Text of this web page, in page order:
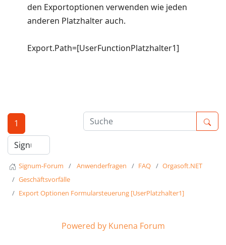
den Exportoptionen verwenden wie jeden
anderen Platzhalter auch.
Export.Path=[UserFunctionPlatzhalter1]
1
Signum-Forum Anwenderfragen FAQ
Orgasoft.NET
Geschäftsvorfälle
Export Optionen Formularsteuerung [UserPlatzhalter1]
Powered by Kunena Forum